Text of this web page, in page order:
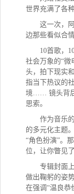
世界充满了各
这一次，
边那些看似合
10首歌，
社会万象的“微
头，拍下现实
指当下热议的
境…… 镜头背
思索。
作为音乐
的多元化主题
“角色扮演”。
位，让你瞥见
专辑封面
做出鞠躬的姿
在强调“温良恭